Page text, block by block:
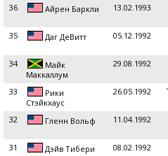
36 Айрен Баркли 13.02.1993
35 Даг ДеВитт 05.12.1992
34
Майк
Маккаллум
29.08.1992
33
Рики
Стэйкхаус
26.05.1992
32 Гленн Вольф 11.04.1992
31 Дэйв Тибери 08.02.1992